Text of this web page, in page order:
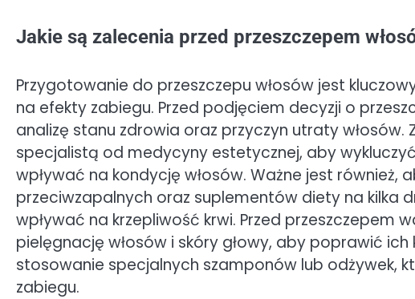
Jakie są zalecenia przed przeszczepem
Przygotowanie do przeszczepu włosów jest
na efekty zabiegu. Przed podjęciem decyzji o
analizę stanu zdrowia oraz przyczyn utraty
specjalistą od medycyny estetycznej, aby
wpływać na kondycję włosów. Ważne jest również,
przeciwzapalnych oraz suplementów diety na kilka
wpływać na krzepliwość krwi. Przed
pielęgnację włosów i skóry głowy, aby poprawić
stosowanie specjalnych szamponów lub odżywek,
zabiegu.